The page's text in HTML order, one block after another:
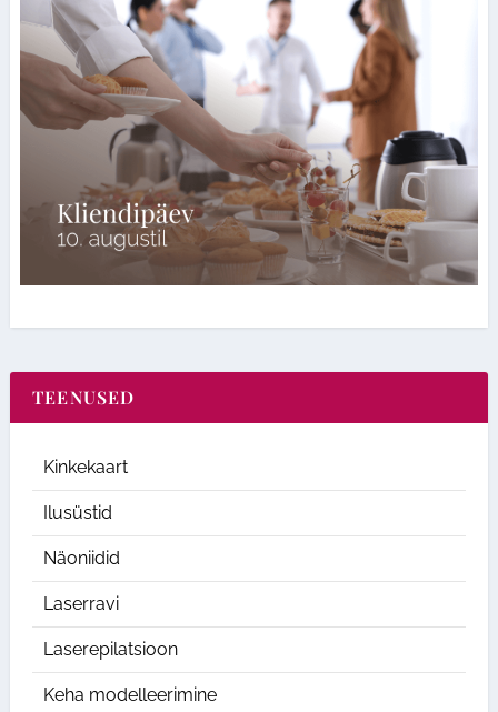
TEENUSED
Kinkekaart
Ilusüstid
Näoniidid
Laserravi
Laserepilatsioon
Keha modelleerimine